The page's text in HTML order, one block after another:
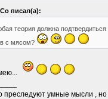
писал(а):
теория должна
с мясом?
преследуют умные мысли ,